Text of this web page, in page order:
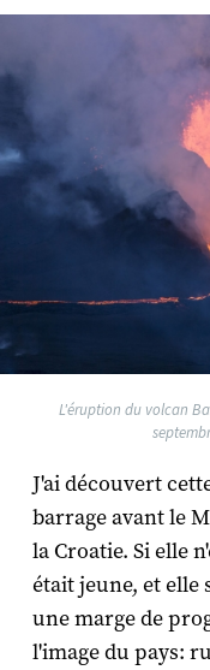
L'éruption du volcan
J'ai découvert
barrage avant le
la Croatie. Si elle
était jeune, et
une marge de
l'image du pays: